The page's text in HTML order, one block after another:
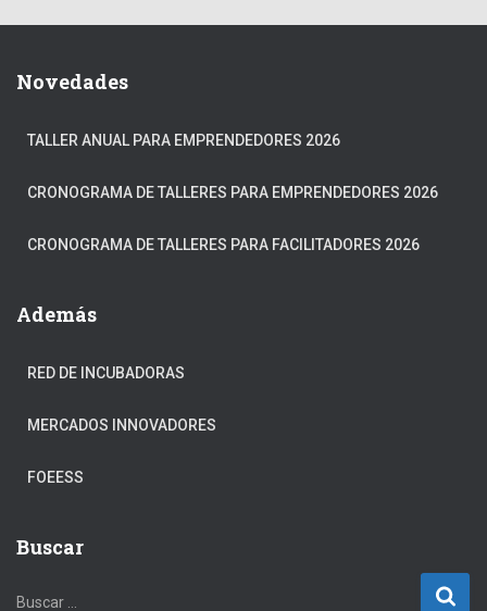
Novedades
TALLER ANUAL PARA EMPRENDEDORES 2026
CRONOGRAMA DE TALLERES PARA EMPRENDEDORES 2026
CRONOGRAMA DE TALLERES PARA FACILITADORES 2026
Además
RED DE INCUBADORAS
MERCADOS INNOVADORES
FOEESS
Buscar
BBuscar …